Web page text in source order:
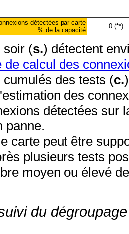
détectées par carte
% de la capacité
0 (**)
soir (s.) détectent
de calcul des
des tests (c.
des
détectées sur
panne.
carte peut être
plusieurs tests
moyen ou élevé
du